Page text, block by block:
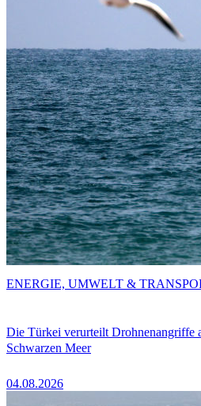
Die Türkei verurteilt Drohnenangriffe
Schwarzen Meer
04.08.2026
ENERGIE, UMWELT &